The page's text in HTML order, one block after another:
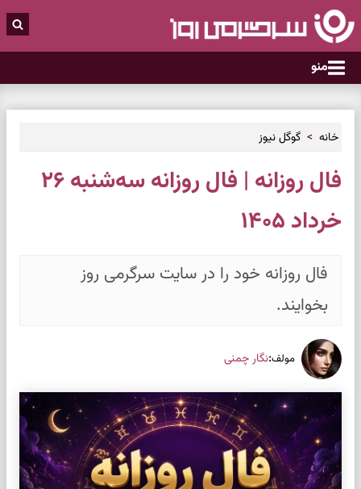
منو
خانه گوگل نیوز
فال روزانه | فال روزانه سه‌شنبه ۲۶
خرداد ۱۴۰۵
فال روزانه خود را در سایت سرگرمی روز
بخوایند.
مولف:نگار چمنی